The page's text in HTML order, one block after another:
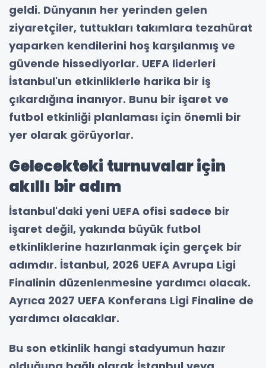
geldi. Dünyanın her yerinden gelen
ziyaretçiler, tuttukları takımlara tezahürat
yaparken kendilerini hoş karşılanmış ve
güvende hissediyorlar. UEFA liderleri
İstanbul'un etkinliklerle harika bir iş
çıkardığına inanıyor. Bunu bir işaret ve
futbol etkinliği planlaması için önemli bir
yer olarak görüyorlar.
Gelecekteki turnuvalar için
akıllı bir adım
İstanbul'daki yeni UEFA ofisi sadece bir
işaret değil, yakında büyük futbol
etkinliklerine hazırlanmak için gerçek bir
adımdır. İstanbul, 2026 UEFA Avrupa Ligi
Finalinin düzenlenmesine yardımcı olacak.
Ayrıca 2027 UEFA Konferans Ligi Finaline de
yardımcı olacaklar.
Bu son etkinlik hangi stadyumun hazır